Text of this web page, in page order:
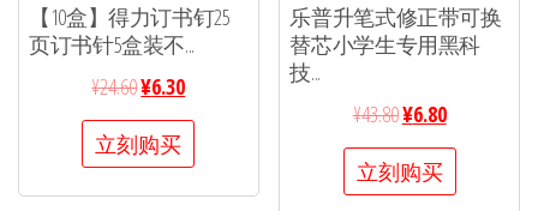
【10盒】得力订书钉25
页订书针5盒装不...
¥24.60¥6.30
立刻购买
乐普升笔式修正带可换
替芯小学生专用黑科
技...
¥43.80¥6.80
立刻购买